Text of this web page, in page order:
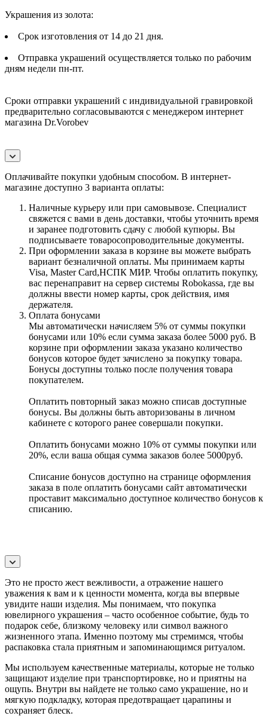
Украшения из золота:
Срок изготовления от 14 до 21 дня.
Отправка украшений осуществляется только по рабочим
дням недели пн-пт.
Сроки отправки украшений с индивидуальной гравировкой
предварительно согласовываются с менеджером интернет
магазина Dr.Vorobev
Оплачивайте покупки удобным способом. В интернет-
магазине доступно 3 варианта оплаты:
Наличные курьеру или при самовывозе. Специалист
свяжется с вами в день доставки, чтобы уточнить время
и заранее подготовить сдачу с любой купюры. Вы
подписываете товаросопроводительные документы.
При оформлении заказа в корзине вы можете выбрать
вариант безналичной оплаты. Мы принимаем карты
Visa, Master Card,НСПК МИР. Чтобы оплатить покупку,
вас перенаправит на сервер системы Robokassa, где вы
должны ввести номер карты, срок действия, имя
держателя.
Оплата бонусами
Мы автоматически начисляем 5% от суммы покупки
бонусами или 10% если сумма заказа более 5000 руб. В
корзине при оформлении заказа указано количество
бонусов которое будет зачислено за покупку товара.
Бонусы доступны только после получения товара
покупателем.
Оплатить повторный заказ можно списав доступные
бонусы. Вы должны быть авторизованы в личном
кабинете с которого ранее совершали покупки.
Оплатить бонусами можно 10% от суммы покупки или
20%, если ваша общая сумма заказов более 5000руб.
Списание бонусов доступно на странице оформления
заказа в поле оплатить бонусами сайт автоматически
проставит максимально доступное количество бонусов к
списанию.
Это не просто жест вежливости, а отражение нашего
уважения к вам и к ценности момента, когда вы впервые
увидите наши изделия. Мы понимаем, что покупка
ювелирного украшения – часто особенное событие, будь то
подарок себе, близкому человеку или символ важного
жизненного этапа. Именно поэтому мы стремимся, чтобы
распаковка стала приятным и запоминающимся ритуалом.
Мы используем качественные материалы, которые не только
защищают изделие при транспортировке, но и приятны на
ощупь. Внутри вы найдете не только само украшение, но и
мягкую подкладку, которая предотвращает царапины и
сохраняет блеск.